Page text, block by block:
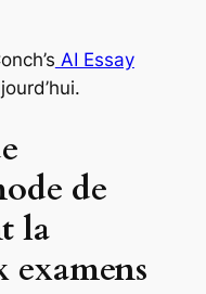
AI Essay
de
la